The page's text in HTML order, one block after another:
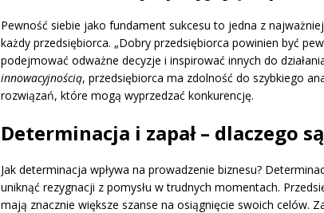
Pewność siebie jako fundament sukcesu to jedna z
każdy przedsiębiorca. „Dobry przedsiębiorca powinien być
podejmować odważne decyzje i inspirować innych do
innowacyjnością, przedsiębiorca ma zdolność do szybkiego
rozwiązań, które mogą wyprzedzać konkurencję.
Determinacja i zapał – dlaczego
Jak determinacja wpływa na prowadzenie biznesu?
uniknąć rezygnacji z pomysłu w trudnych momentach.
mają znacznie większe szanse na osiągnięcie swoich celów.